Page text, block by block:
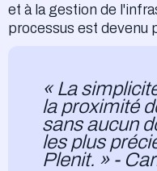
et à la gestion de
processus est devenu
« La
la proximité
sans aucun
les plus
Plenit. » -